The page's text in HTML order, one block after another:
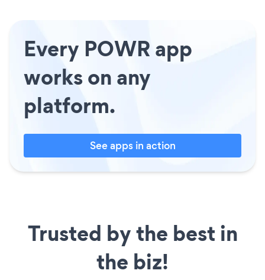
Every POWR app
works on any
platform.
See apps in action
Trusted by the best in
the biz!